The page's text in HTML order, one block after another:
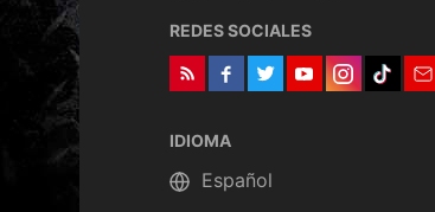
REDES SOCIALES
IDIOMA